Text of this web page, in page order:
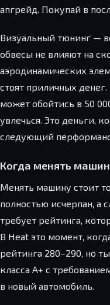
апгрейд. Покупай в
Визуальный тюнинг —
обвесы не влияют на
аэродинамических
стоят приличных
может обойтись в 50
увлечься. Это деньги,
следующий
Когда менять
Менять машину стоит
полностью исчерпан,
требует рейтинга,
В Heat это момент,
рейтинга 280–290, но
класса A+ с
в новый автомобиль.